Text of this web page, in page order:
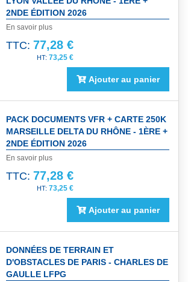
2NDE ÉDITION 2026
En savoir plus
TTC: 77,28 €
73,25 €
Ajouter au panier
PACK DOCUMENTS VFR + CARTE 250K
MARSEILLE DELTA DU RHÔNE - 1ÈRE +
2NDE ÉDITION 2026
En savoir plus
TTC: 77,28 €
73,25 €
Ajouter au panier
DONNÉES DE TERRAIN ET
D'OBSTACLES DE PARIS - CHARLES DE
GAULLE LFPG